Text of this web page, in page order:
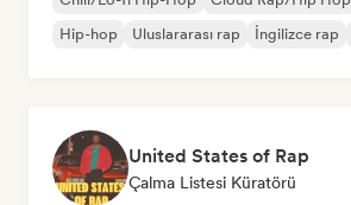
Hip-hop
Uluslararası rap İngilizce rap
United States of Rap
Çalma Listesi Küratörü